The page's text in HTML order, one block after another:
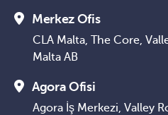
Merkez Ofis
CLA Malta, The Core,
Malta AB
Agora Ofisi
Agora İş Merkezi, Valley